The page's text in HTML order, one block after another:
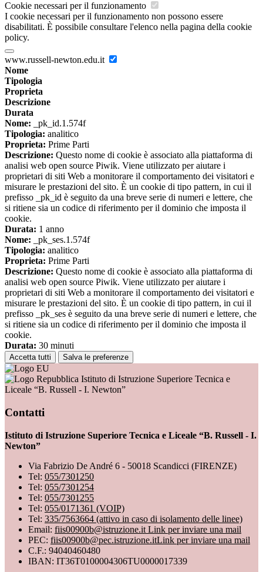
Cookie necessari per il funzionamento
I cookie necessari per il funzionamento non possono essere
disabilitati. È possibile consultare l'elenco nella pagina della cookie
policy.
www.russell-newton.edu.it
Nome
Tipologia
Proprieta
Descrizione
Durata
Nome: _pk_id.1.574f
Tipologia: analitico
Proprieta: Prime Parti
Descrizione: Questo nome di cookie è associato alla piattaforma di
analisi web open source Piwik. Viene utilizzato per aiutare i
proprietari di siti Web a monitorare il comportamento dei visitatori e
misurare le prestazioni del sito. È un cookie di tipo pattern, in cui il
prefisso _pk_id è seguito da una breve serie di numeri e lettere, che
si ritiene sia un codice di riferimento per il dominio che imposta il
cookie.
Durata: 1 anno
Nome: _pk_ses.1.574f
Tipologia: analitico
Proprieta: Prime Parti
Descrizione: Questo nome di cookie è associato alla piattaforma di
analisi web open source Piwik. Viene utilizzato per aiutare i
proprietari di siti Web a monitorare il comportamento dei visitatori e
misurare le prestazioni del sito. È un cookie di tipo pattern, in cui il
prefisso _pk_ses è seguito da una breve serie di numeri e lettere, che
si ritiene sia un codice di riferimento per il dominio che imposta il
cookie.
Durata: 30 minuti
Accetta tutti Salva le preferenze
Istituto di Istruzione Superiore Tecnica e
Liceale “B. Russell - I. Newton”
Contatti
Istituto di Istruzione Superiore Tecnica e Liceale “B. Russell - I.
Newton”
Via Fabrizio De André 6 - 50018 Scandicci (FIRENZE)
Tel: 055/7301250
Tel: 055/7301254
Tel: 055/7301255
Tel: 055/0171361 (VOIP)
Tel: 335/7563664 (attivo in caso di isolamento delle linee)
Email: fiis00900b@istruzione.it Link per inviare una mail
PEC: fiis00900b@pec.istruzione.itLink per inviare una mail
C.F.: 94040460480
IBAN: IT36T0100004306TU0000017339